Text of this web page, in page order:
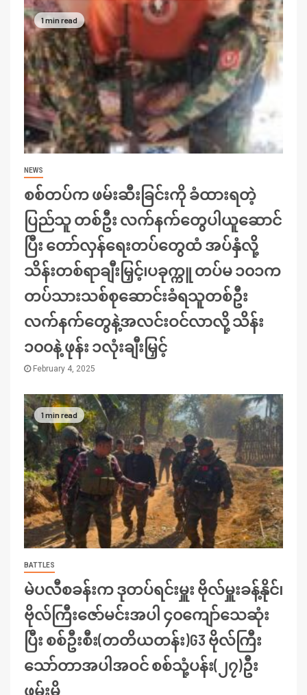
1 min read
NEWS
စစ်တပ်က ဖမ်းဆီးခြင်းကို ခံထားရတဲ့
ပြည်သူ တစ်ဦး လက်နက်တွေပါယူဆောင်
ပြီး တော်လှန်ရေးတပ်တွေထံ အပ်နှံလို့
သိန်းတစ်ရာချီးမြှင့်၊ပခုက္ကူ တပ်မ ၁၀၁က
တပ်သားသစ်စုဆောင်းခံရသူတစ်ဦး
လက်နက်တွေနဲ့အလင်းဝင်လာလို့ သိန်း
၁၀၀နဲ့ ဖုန်း ၁လုံးချီးမြှင့်
February 4, 2025
1 min read
BATTLES
မဲပလီစခန်းက ဒုတပ်ရင်းမှူး ဗိုလ်မှူးခန့်နိုင်၊
ဗိုလ်ကြီးဇော်မင်းအပါ ၄၀ကျော်သေဆုံး
ပြီး စစ်ဦးစီး(တတိယတန်း)G3 ဗိုလ်ကြီး
သော်တာအပါအဝင် စစ်သုံ့ပန်း(၂၇)ဦး
ဖမ်းမိ